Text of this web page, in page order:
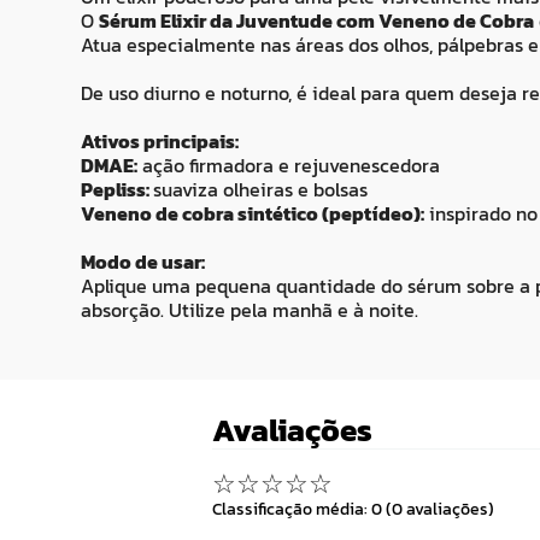
OSérum Elixir da Juventude com Veneno de Cobra
Atua especialmente nas áreas dos olhos, pálpebras
De uso diurno e noturno, é ideal para quem deseja
Ativos principais:
DMAE:ação firmadora e rejuvenescedora
Pepliss:suaviza olheiras e bolsas
Veneno de cobra sintético (peptídeo):inspirado
Modo de usar:
Aplique uma pequena quantidade do sérum sobre
absorção. Utilize pela manhã e à noite.
Avaliações
☆☆☆☆☆
Classificação média: 0(0 avaliações)